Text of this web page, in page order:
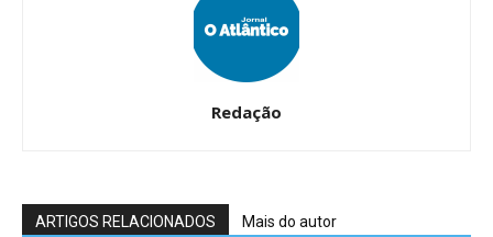
Redação
ARTIGOS RELACIONADOS Mais do autor